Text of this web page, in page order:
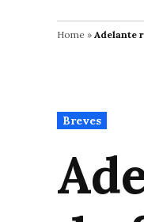
Home » Adelante
Publicado
en
Breves